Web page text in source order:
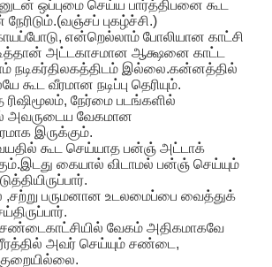
ஒப்புமை செய்ய பார்த்திபனை கூட
புகழ்ச்சி.)
என்றெல்லாம் போலியான காட்சி
அட்டகாசமான ஆக்ஷனை காட்ட
நடிகர்திலகத்திடம் இல்லை.கன்னத்தில்
கூட வீரமான நடிப்பு தெரியும்.
நேர்மை படங்களில்
அவருடைய வேகமான
இருக்கும்.
கூட செய்யாத பன்ஞ் அட்டாக்
கையால் விடாமல் பன்ஞ் செய்யும்
பருமனான உடலமைப்பை வைத்துக்
சண்டைகாட்சியில் வேகம் அதிகமாகவே
அவர் செய்யும் சண்டை,